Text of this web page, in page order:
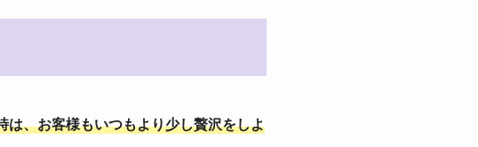
は、お客様もいつもより少し贅沢をしよ